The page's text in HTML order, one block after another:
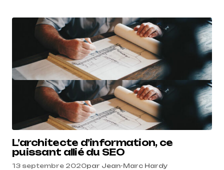
L’architecte d’information, ce
puissant allié du SEO
13 septembre 2020par Jean-Marc Hardy